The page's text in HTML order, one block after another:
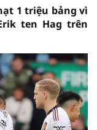
1 triệu bảng vì
ten Hag trên